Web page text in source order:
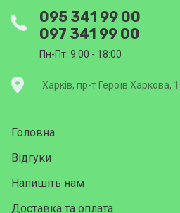
095 341 99 00
097 341 99 00
Пн-Пт: 9:00 - 18:00
Харків, пр-т Героїв Харкова,
Головна
Відгуки
Напишіть нам
Доставка та оплата